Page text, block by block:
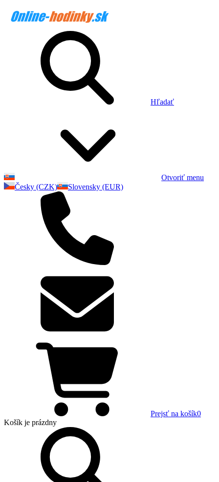
Hľadať
Otvoriť menu
Česky (CZK)
Slovensky (EUR)
Prejsť na košík0
Košík je prázdny